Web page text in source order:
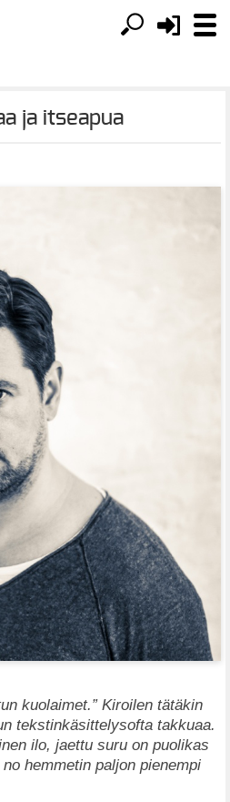
ja itseapua
kuolaimet.” Kiroilen tätäkin
tekstinkäsittelysofta takkuaa.
ilo, jaettu suru on puolikas
hemmetin paljon pienempi